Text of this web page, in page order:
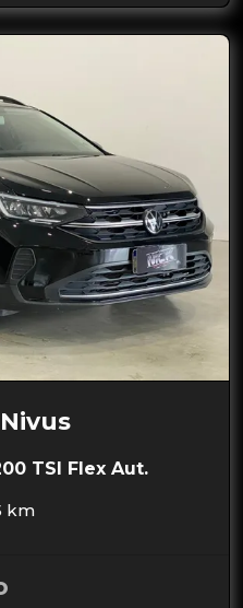
Nivus
TSI Flex Aut.
km